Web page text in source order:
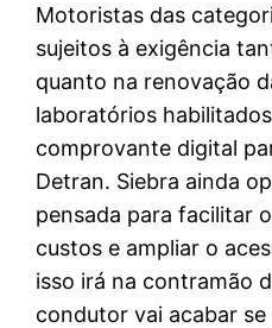
Motoristas das
sujeitos à exigência
quanto na renovação
laboratórios
comprovante digital
Detran. Siebra ainda
pensada para facilitar
custos e ampliar o
isso irá na contramão
condutor vai acabar